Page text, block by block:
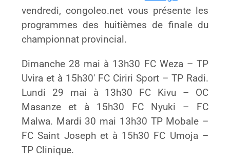
vendredi, congoleo.net vous présente les
programmes des huitièmes de finale du
championnat provincial.
Dimanche 28 mai à 13h30 FC Weza – TP
Uvira et à 15h30′ FC Ciriri Sport – TP Radi.
Lundi 29 mai à 13h30 FC Kivu – OC
Masanze et à 15h30 FC Nyuki – FC
Malwa. Mardi 30 mai 13h30 TP Mobale –
FC Saint Joseph et à 15h30 FC Umoja –
TP Clinique.